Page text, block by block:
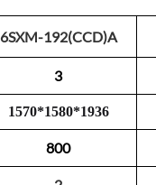
6SXM-192(CCD)A
3
1570*1580*1936
800